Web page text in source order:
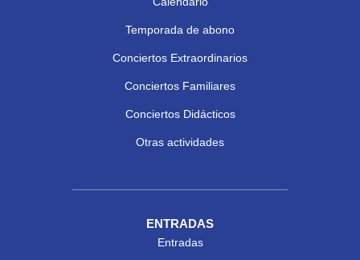
Temporada de abono
Conciertos Extraordinarios
Conciertos Familiares
Conciertos Didácticos
Otras actividades
ENTRADAS
Entradas